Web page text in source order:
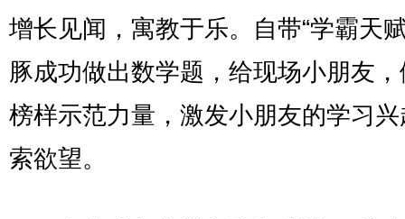
增长见闻，寓教于乐。自带“学霸天
豚成功做出数学题，给现场小朋友
榜样示范力量，激发小朋友的学习
索欲望。